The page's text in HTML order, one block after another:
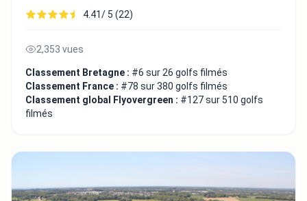
4.41/ 5 (22)
2,353 vues
Classement Bretagne : #6 sur 26 golfs filmés
Classement France : #78 sur 380 golfs filmés
Classement global Flyovergreen : #127 sur 510 golfs
filmés